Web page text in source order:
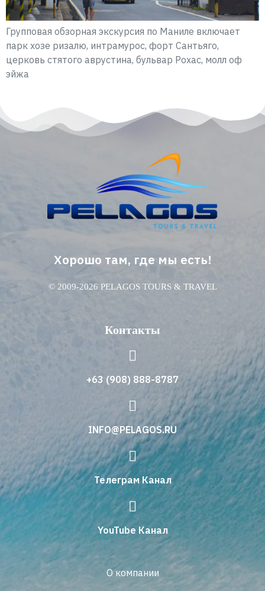
Групповая обзорная экскурсия по Маниле включает
парк хозе ризалю, интрамурос, форт Сантьяго,
церковь стятого аврустина, бульвар Рохас, молл оф
эйжа
Хорошо там, где мы есть!
© 2009-2026 PELAGOS TOURS & TRAVEL
Контакты
+63 (908) 888-8787
INFO@PELAGOS.RU
Телеграм Канал
YouTube Канал
О компании